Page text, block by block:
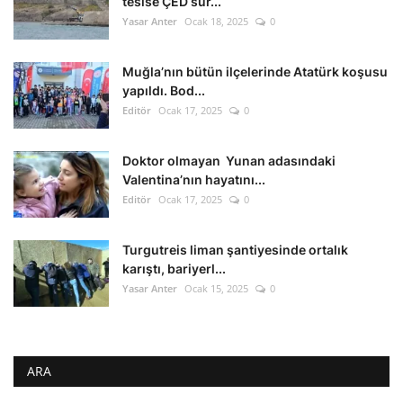
Yasar Anter Ocak 18, 2025 0
Muğla’nın bütün ilçelerinde Atatürk koşusu
yapıldı. Bod...
Editör Ocak 17, 2025 0
Doktor olmayan Yunan adasındaki
Valentina’nın hayatını...
Editör Ocak 17, 2025 0
Turgutreis liman şantiyesinde ortalık
karıştı, bariyerl...
Yasar Anter Ocak 15, 2025 0
ARA